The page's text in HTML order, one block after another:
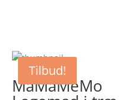
Tilbud!
MaMaMeMo